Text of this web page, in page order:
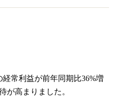
常利益が前年同期比36%増
が高まりました。